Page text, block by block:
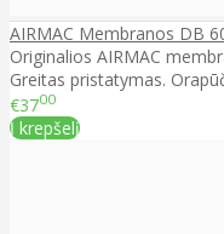
AIRMAC Membranos DB
Originalios AIRMAC
Greitas pristatymas.
€3700
Į krepšelį